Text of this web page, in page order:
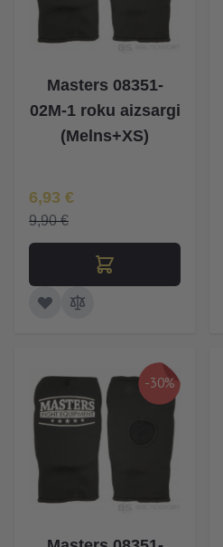
Masters 08351-
02M-1 roku aizsargi
(Melns+XS)
Īpaša Cena
6,93 €
9,90 €
-30%